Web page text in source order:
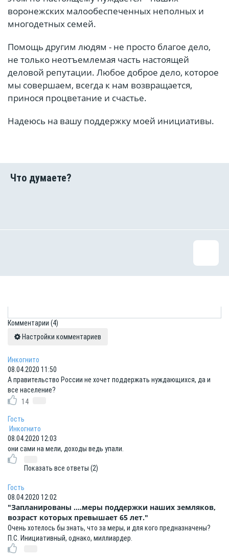
воронежских малообеспеченных неполных и
многодетных семей.
Помощь другим людям - не просто благое дело,
не только неотъемлемая часть настоящей
деловой репутации. Любое доброе дело, которое
мы совершаем, всегда к нам возвращается,
принося процветание и счастье.
Надеюсь на вашу поддержку моей инициативы.
Комментарии (4)
Настройки комментариев
Инкогнито
08.04.2020 11:50
А правительство России не хочет поддержать нуждающихся, да и
все население?
14
Гость
Инкогнито
08.04.2020 12:03
они сами на мели, доходы ведь упали.
Показать все ответы (2)
Гость
08.04.2020 12:02
"Запланированы ....меры поддержки наших земляков,
возраст которых превышает 65 лет."
Очень хотелось бы знать, что за меры, и для кого предназначены?
П.С. Инициативный, однако, миллиардер.